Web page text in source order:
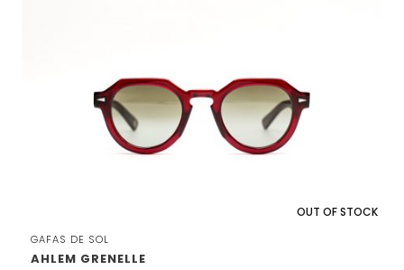
OUT OF STOCK
GAFAS DE SOL
AHLEM GRENELLE